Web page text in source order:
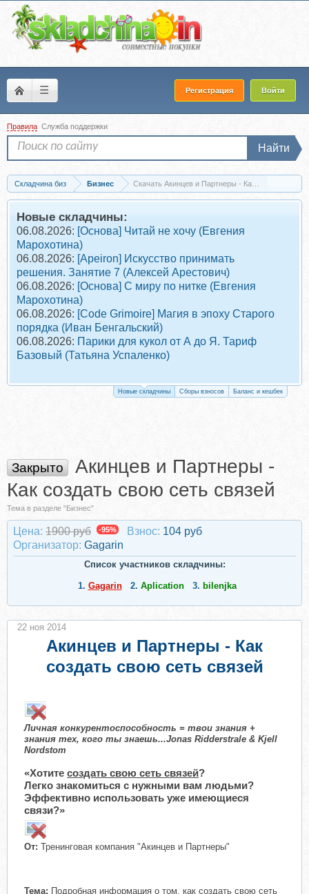
☰ Регистрация Войти
Правила Служба поддержки
Найти
Складчина биз Бизнес Скачать Акинцев и Партнеры - Как создать свою
Новые складчины:
06.08.2026: [Основа] Читай не хочу (Евгения
Марохотина)
06.08.2026: [Apeiron] Искусство принимать
решения. Занятие 7 (Алексей Арестович)
06.08.2026: [Основа] С миру по нитке (Евгения
Марохотина)
06.08.2026: [Code Grimoire] Магия в эпоху Старого
порядка (Иван Бенгальский)
06.08.2026: Парики для кукол от А до Я. Тариф
Базовый (Татьяна Успаленко)
Новые складчины Сборы взносов Баланс и кешбек
Закрыто
Акинцев и Партнеры -
Как создать свою сеть связей
Тема в разделе "Бизнес"
Цена: 1900 руб -95% Взнос: 104 руб
Организатор: Gagarin
Список участников складчины:
1. Gagarin 2. Aplication 3. bilenjka
Акинцев и Партнеры - Как
создать свою сеть связей
Личная конкурентоспособность = твои знания +
знания тех, кого ты знаешь...Jonas Ridderstrale & Kjell
Nordstom
«Хотите создать свою сеть связей?
Легко знакомиться с нужными вам людьми?
Эффективно использовать уже имеющиеся
связи?»
От: Тренинговая компания "Акинцев и Партнеры"
Тема: Подробная информация о том, как создать свою сеть
22 ноя 2014